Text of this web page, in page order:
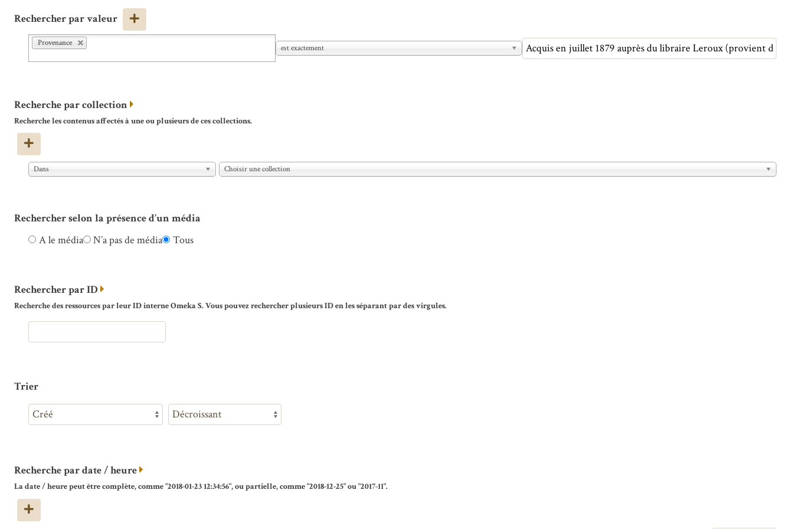
Rechercher par valeur
Provenance
est exactement
Recherche par collection
Recherche les contenus affectés à une ou plusieurs de ces collections.
Dans Choisir une collection
Rechercher selon la présence d’un média
A le média
N’a pas de média Tous
Rechercher par ID
Recherche des ressources par leur ID interne Omeka S. Vous pouvez rechercher plusieurs ID en les séparant par des virgules.
Trier
Recherche par date / heure
La date / heure peut être complète, comme "2018-01-23 12:34:56", ou partielle, comme "2018-12-25" ou "2017-11".